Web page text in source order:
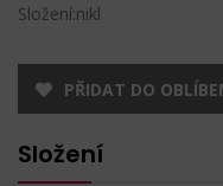
Složení:nikl
PŘIDAT DO
Složení